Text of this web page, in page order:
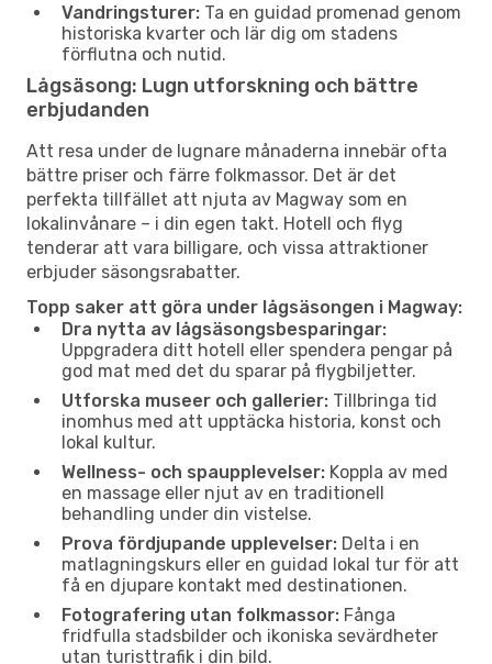
Vandringsturer: Ta en guidad promenad genom
historiska kvarter och lär dig om stadens
förflutna och nutid.
Lågsäsong: Lugn utforskning och bättre
erbjudanden
Att resa under de lugnare månaderna innebär ofta
bättre priser och färre folkmassor. Det är det
perfekta tillfället att njuta av Magway som en
lokalinvånare – i din egen takt. Hotell och flyg
tenderar att vara billigare, och vissa attraktioner
erbjuder säsongsrabatter.
Topp saker att göra under lågsäsongen i Magway:
Dra nytta av lågsäsongsbesparingar:
Uppgradera ditt hotell eller spendera pengar på
god mat med det du sparar på flygbiljetter.
Utforska museer och gallerier: Tillbringa tid
inomhus med att upptäcka historia, konst och
lokal kultur.
Wellness- och spaupplevelser: Koppla av med
en massage eller njut av en traditionell
behandling under din vistelse.
Prova fördjupande upplevelser: Delta i en
matlagningskurs eller en guidad lokal tur för att
få en djupare kontakt med destinationen.
Fotografering utan folkmassor: Fånga
fridfulla stadsbilder och ikoniska sevärdheter
utan turisttrafik i din bild.